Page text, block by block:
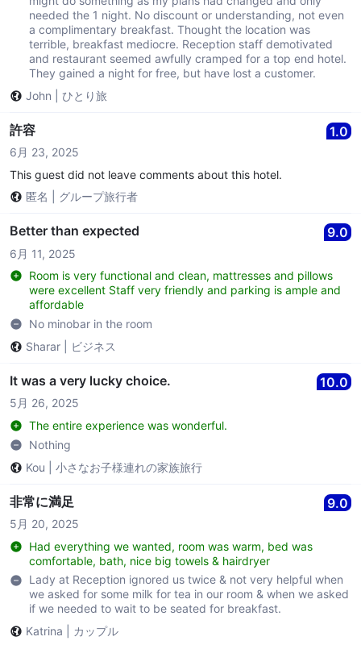
needed the 1 night. No discount or understanding, not even
a complimentary breakfast. Thought the location was
terrible, breakfast mediocre. Reception staff demotivated
and restaurant seemed awfully cramped for a top end hotel.
They gained a night for free, but have lost a customer.
John
ひとり旅
許容 1.0
6月 23, 2025
This guest did not leave comments about this hotel.
匿名
グループ旅行者
Better than expected 9.0
6月 11, 2025
Room is very functional and clean, mattresses and pillows
were excellent Staff very friendly and parking is ample and
affordable
No minobar in the room
Sharar
ビジネス
It was a very lucky choice. 10.0
5月 26, 2025
The entire experience was wonderful.
Nothing
Kou
小さなお子様連れの家族旅行
非常に満足 9.0
5月 20, 2025
Had everything we wanted, room was warm, bed was
comfortable, bath, nice big towels & hairdryer
Lady at Reception ignored us twice & not very helpful when
we asked for some milk for tea in our room & when we asked
if we needed to wait to be seated for breakfast.
Katrina
カップル